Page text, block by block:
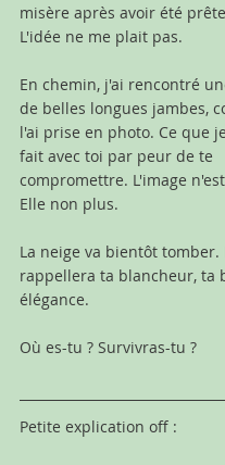
misère après avoir été
L'idée ne me plait pas.
En chemin, j'ai rencontré
de belles longues jambes,
l'ai prise en photo. Ce que
fait avec toi par peur de te
compromettre. L'image
Elle non plus.
La neige va bientôt tomber.
rappellera ta blancheur, ta
élégance.
Où es-tu ? Survivras-tu ?
Petite explication off :